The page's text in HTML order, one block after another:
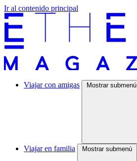
Ir al contenido principal
Viajar con amigas Mostrar submenú
Viajar en familia Mostrar submenú